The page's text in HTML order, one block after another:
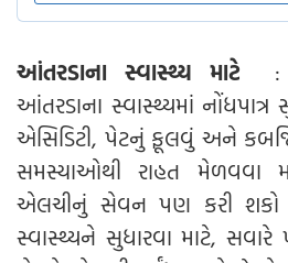
આંતરડાના સ્વાસ્થ્ય માટે
આંતરડાના સ્વાસ્થ્યમાં
એસિડિટી, પેટનું ફૂલવું અને
સમસ્યાઓથી રાહત મેળવવા
એલચીનું સેવન પણ કરી શકો
સ્વાસ્થ્યને સુધારવા માટે,